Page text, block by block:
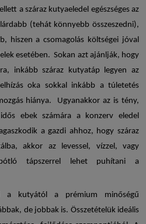
a száraz kutyaeledel egészséges az
(tehát könnyebb összeszedni),
hiszen a csomagolás költségei jóval
esetében. Sokan azt ajánlják, hogy
inkábbszáraz kutyatáplegyen az
oka sokkal inkább a túletetés
hiánya. Ugyanakkor az is tény,
ebek számára a konzerv eledel
a gazdi ahhoz, hogy száraz
akkor az levessel, vízzel, vagy
tápszerrel lehet puhítani a
a kutyától a prémium minőségű
de jobbak is. Összetételük ideális